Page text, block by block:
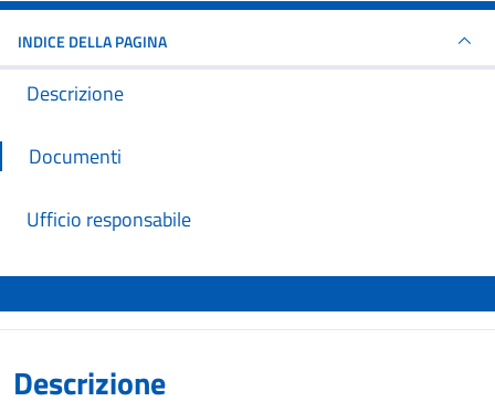
INDICE DELLA PAGINA
Descrizione
Documenti
Ufficio responsabile
Descrizione